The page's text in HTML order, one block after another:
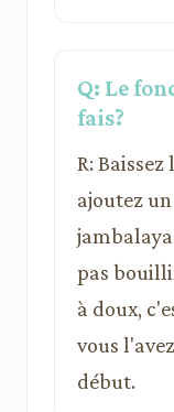
Q: Le
fais?
R:
ajoutez
pas
à doux,
vous
début.